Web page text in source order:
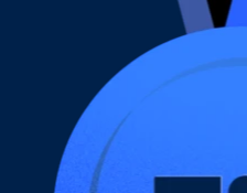
Nos tarifs
Nos tarifs